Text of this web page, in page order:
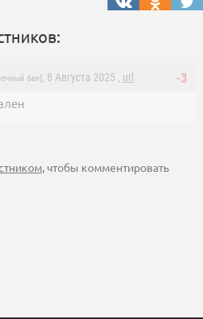
-3
бан] , 8 Августа 2025 , url
, чтобы комментировать